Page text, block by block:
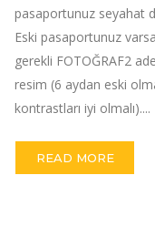
pasaportunuz seyahat
Eski pasaportunuz
gerekli FOTOĞRAF2
resim (6 aydan eski
kontrastları iyi olmalı)....
READ MORE